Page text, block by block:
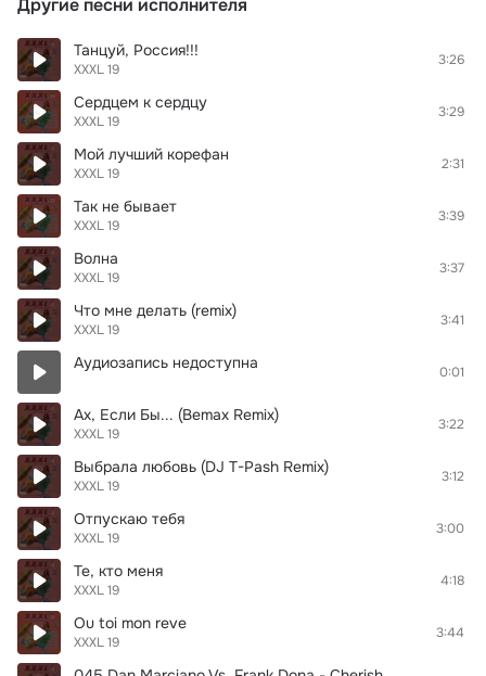
Другие песни исполнителя
Танцуй, Россия!!!
XXXL 19
3:26
Сердцем к сердцу
XXXL 19
3:29
Мой лучший корефан
XXXL 19
2:31
Так не бывает
XXXL 19
3:39
Волна
XXXL 19
3:37
Что мне делать (remix)
XXXL 19
3:41
Аудиозапись недоступна 0:01
Ах, Если Бы... (Bemax Remix)
XXXL 19
3:22
Выбрала любовь (DJ T-Pash Remix)
XXXL 19
3:12
Отпускаю тебя
XXXL 19
3:00
Те, кто меня
XXXL 19
4:18
Ou toi mon reve
XXXL 19
3:44